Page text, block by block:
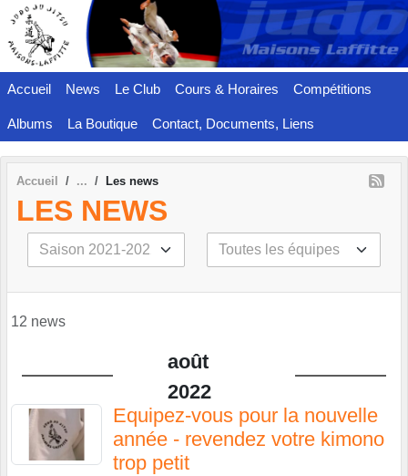
Accueil News Le Club Cours & Horaires Compétitions
Albums La Boutique Contact, Documents, Liens
Accueil Les news
LES NEWS
12 news
août
2022
Equipez-vous pour la nouvelle
année - revendez votre kimono
trop petit
Panneau de gestion des cookies